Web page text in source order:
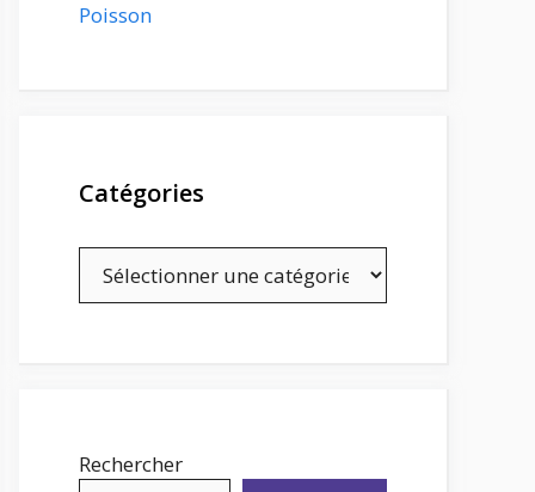
Poisson
Catégories
Rechercher